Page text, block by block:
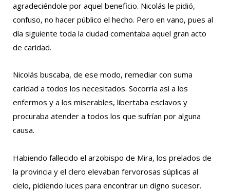
agradeciéndole por aquel beneficio. Nicolás le pidió,
confuso, no hacer público el hecho. Pero en vano, pues al
día siguiente toda la ciudad comentaba aquel gran acto
de caridad.
Nicolás buscaba, de ese modo, remediar con suma
caridad a todos los necesitados. Socorría así a los
enfermos y a los miserables, libertaba esclavos y
procuraba atender a todos los que sufrían por alguna
causa.
Habiendo fallecido el arzobispo de Mira, los prelados de
la provincia y el clero elevaban fervorosas súplicas al
cielo, pidiendo luces para encontrar un digno sucesor.